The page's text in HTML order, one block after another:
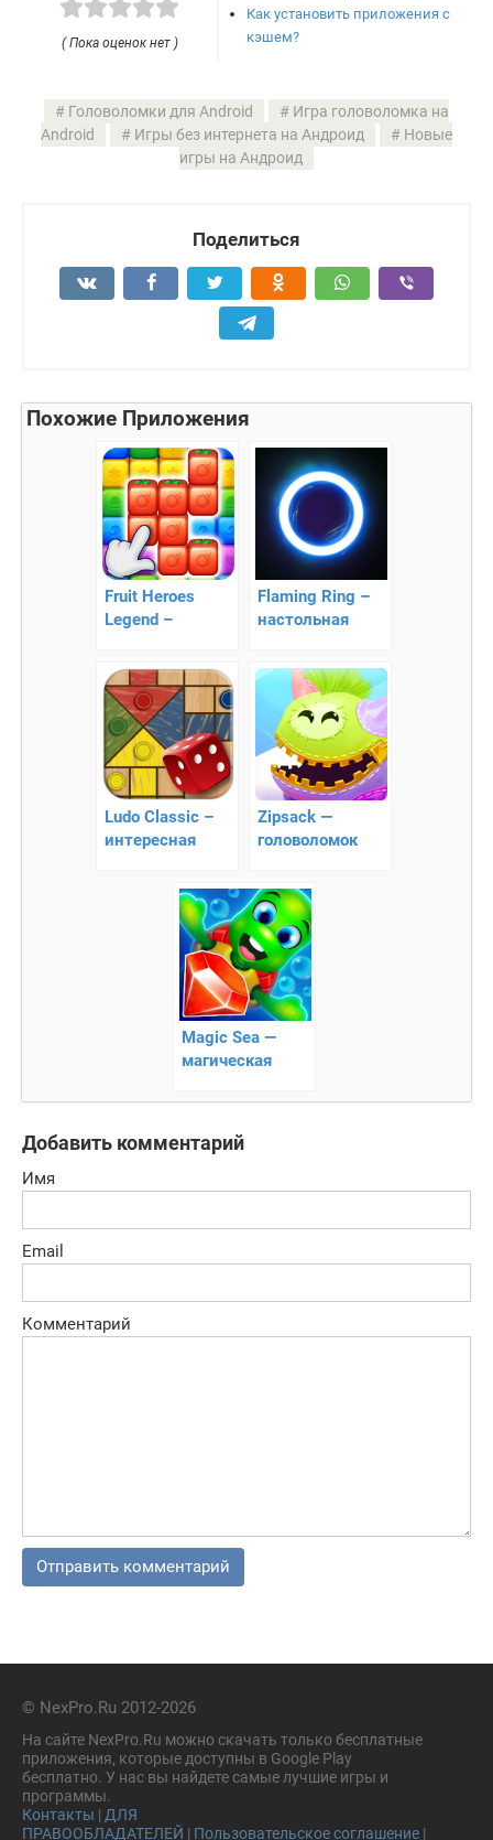
( Пока оценок нет )
Как установить приложения с
кэшем?
Головоломки для Android
Игра головоломка на
Android
Игры без интернета на Андроид
Новые
игры на Андроид
Поделиться
Похожие Приложения
Fruit Heroes
Legend –
головоломка
Flaming Ring –
настольная
Ludo Classic –
интересная
Zipsack —
головоломок
Magic Sea —
магическая
Добавить комментарий
Имя
Email
Комментарий
© NexPro.Ru 2012-2026
На сайте NexPro.Ru можно скачать только бесплатные
приложения, которые доступны в Google Play
бесплатно. У нас вы найдете самые лучшие игры и
программы.
Контакты | ДЛЯ
ПРАВООБЛАДАТЕЛЕЙ | Пользовательское соглашение |